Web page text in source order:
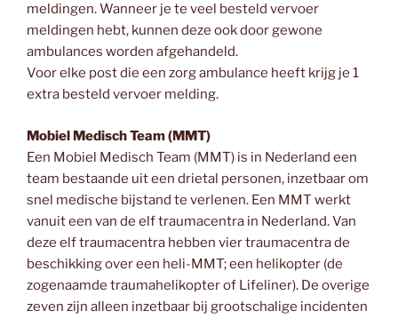
meldingen. Wanneer je te veel besteld vervoer
meldingen hebt, kunnen deze ook door gewone
ambulances worden afgehandeld.
Voor elke post die een zorg ambulance heeft krijg je 1
extra besteld vervoer melding.
Mobiel Medisch Team (MMT)
Een Mobiel Medisch Team (MMT) is in Nederland een
team bestaande uit een drietal personen, inzetbaar om
snel medische bijstand te verlenen. Een MMT werkt
vanuit een van de elf traumacentra in Nederland. Van
deze elf traumacentra hebben vier traumacentra de
beschikking over een heli-MMT; een helikopter (de
zogenaamde traumahelikopter of Lifeliner). De overige
zeven zijn alleen inzetbaar bij grootschalige incidenten